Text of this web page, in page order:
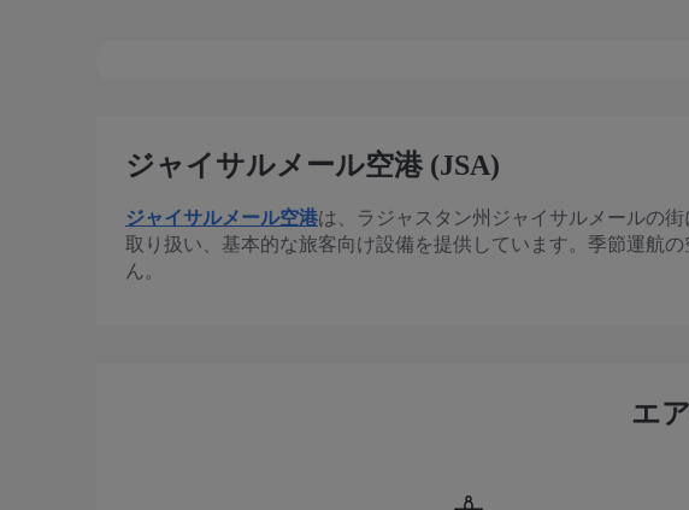
ジャイサルメール空港 (JSA)
ジャイサルメール空港は、ラジャスタン州ジャイサルメールの
取り扱い、基本的な旅客向け設備を提供しています。季節運航
ん。
エ